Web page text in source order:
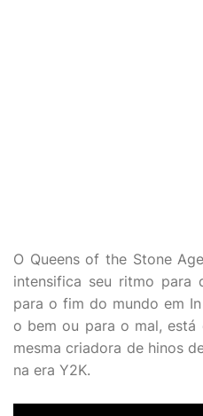
O Queens of the Stone
intensifica seu ritmo para
para o fim do mundo em
o bem ou para o mal,
mesma criadora de hinos
na era Y2K.